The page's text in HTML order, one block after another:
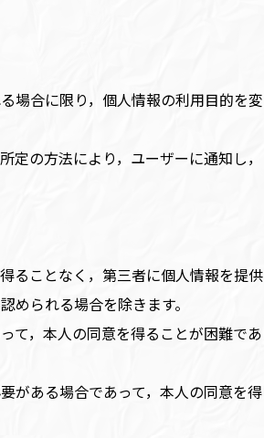
場合に限り，個人情報の利用目的を変
の方法により，ユーザーに通知し，
ることなく，第三者に個人情報を提供
められる場合を除きます。
て，本人の同意を得ることが困難であ
がある場合であって，本人の同意を得